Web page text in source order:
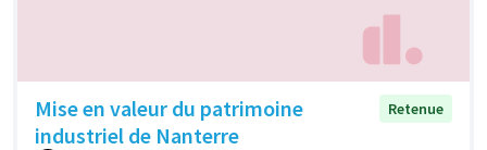
Mise en valeur du patrimoine
industriel de Nanterre
Retenue